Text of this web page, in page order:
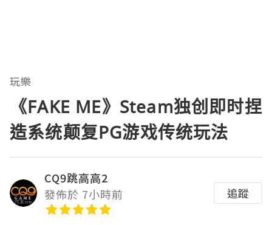
玩樂
《FAKE ME》Steam独创即时捏
造系统颠复PG游戏传统玩法
CQ9跳高高2
發佈於 7小時前
追蹤